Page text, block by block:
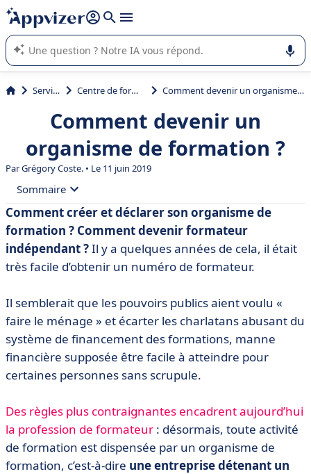
répondre (plusieurs lignes avec
L'IA de Appvizer vous guide dans l'utilisation ou la sélection de
logiciel SaaS en entreprise.
Services Centre de formation Comment devenir un organisme de formation ?
Comment devenir un
organisme de formation ?
ParGrégory Coste. • Le 11 juin 2019
Sommaire
• Comment Hélène Desliens a créé son organisme de
formation
• Les logiciels dédiés à la gestion d’un centre de
• Le référencement des organismes de formation chez
les financeurs
Comment créer et déclarer son organisme de
formation ? Comment devenir formateur
indépendant ?Il y a quelques années de cela, il était
très facile d’obtenir un numéro de formateur.
Il semblerait que les pouvoirs publics aient voulu «
faire le ménage » et écarter les charlatans abusant du
système de financement des formations, manne
financière supposée être facile à atteindre pour
certaines personnes sans scrupule.
Des règles plus contraignantes encadrent aujourd’hui
la profession de formateur : désormais, toute activité
de formation est dispensée par un organisme de
formation, c’est-à-dire une entreprise détenant un